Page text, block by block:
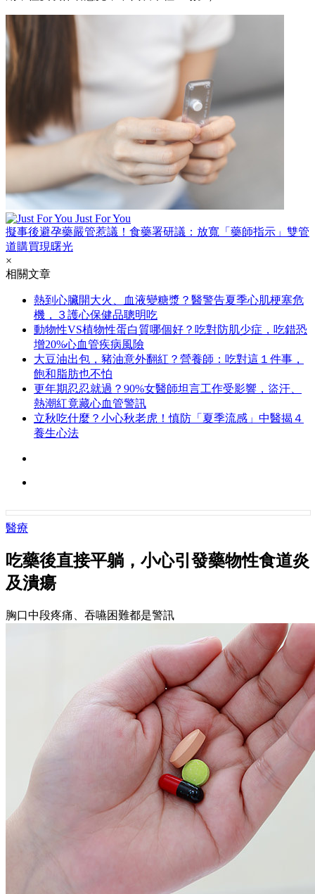
Just For You
擬事後避孕藥嚴管惹議！食藥署研議：放寬「藥師指示」雙管
道購買現曙光
×
相關文章
熱到心臟開大火、血液變糖漿？醫警告夏季心肌梗塞危
機，３護心保健品聰明吃
動物性VS植物性蛋白質哪個好？吃對防肌少症，吃錯恐
增20%心血管疾病風險
大豆油出包，豬油意外翻紅？營養師：吃對這１件事，
飽和脂肪也不怕
更年期忍忍就過？90%女醫師坦言工作受影響，盜汗、
熱潮紅竟藏心血管警訊
立秋吃什麼？小心秋老虎！慎防「夏季流感」中醫揭４
養生心法
醫療
吃藥後直接平躺，小心引發藥物性食道炎
及潰瘍
胸口中段疼痛、吞嚥困難都是警訊